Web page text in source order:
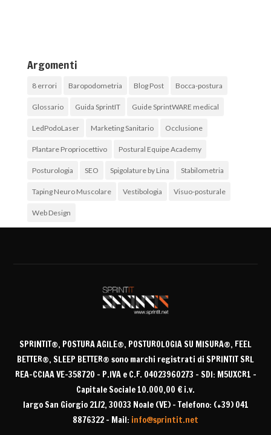
Argomenti
8 errori Baropodometria Blog Post Bocca-postura
Glossario Guida SprintIT Guide SprintWARE medical
LedPodoLaser Marketing Sanitario Occlusione
Plantare Propriocettivo Postural Equipe Academy
Posturologia SEO Spigolature by Lina Stabilometria
Taping Neuro Muscolare Vestibologia Visuo-posturale
Web Design
Archivi
SPRINTIT®, POSTURA AGILE®, POSTUROLOGIA SU MISURA®, FEEL
BETTER®, SLEEP BETTER® sono marchi registrati di SPRINTIT SRL
REA-CCIAA VE-358720 – P.IVA e C.F. 04023960273 – SDI: M5UXCR1 –
Capitale Sociale 10.000,00 € i.v.
largo San Giorgio 21/2, 30033 Noale (VE) – Telefono: (+39) 041
8876322 – Mail: info@sprintit.net